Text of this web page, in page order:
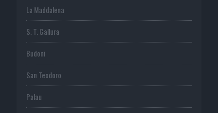
La Maddalena
S. T. Gallura
Budoni
San Teodoro
Palau